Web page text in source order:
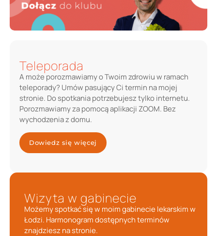
Teleporada
A może porozmawiamy o Twoim zdrowiu w ramach
teleporady? Umów pasujący Ci termin na mojej
stronie. Do spotkania potrzebujesz tylko internetu.
Porozmawiamy za pomocą aplikacji ZOOM. Bez
wychodzenia z domu.
Dowiedz się więcej
Wizyta w gabinecie
Możemy spotkać się w moim gabinecie lekarskim w
Łodzi. Harmonogram dostępnych terminów
znajdziesz na stronie.